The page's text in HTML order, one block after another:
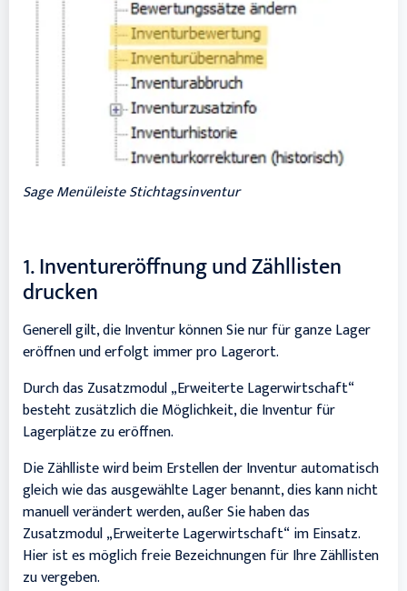
Sage Menüleiste Stichtagsinventur
1. Inventureröffnung und Zähllisten
drucken
Generell gilt, die Inventur können Sie nur für ganze Lager
eröffnen und erfolgt immer pro Lagerort.
Durch das Zusatzmodul „Erweiterte Lagerwirtschaft“
besteht zusätzlich die Möglichkeit, die Inventur für
Lagerplätze zu eröffnen.
Die Zählliste wird beim Erstellen der Inventur automatisch
gleich wie das ausgewählte Lager benannt, dies kann nicht
manuell verändert werden, außer Sie haben das
Zusatzmodul „Erweiterte Lagerwirtschaft“ im Einsatz.
Hier ist es möglich freie Bezeichnungen für Ihre Zähllisten
zu vergeben.